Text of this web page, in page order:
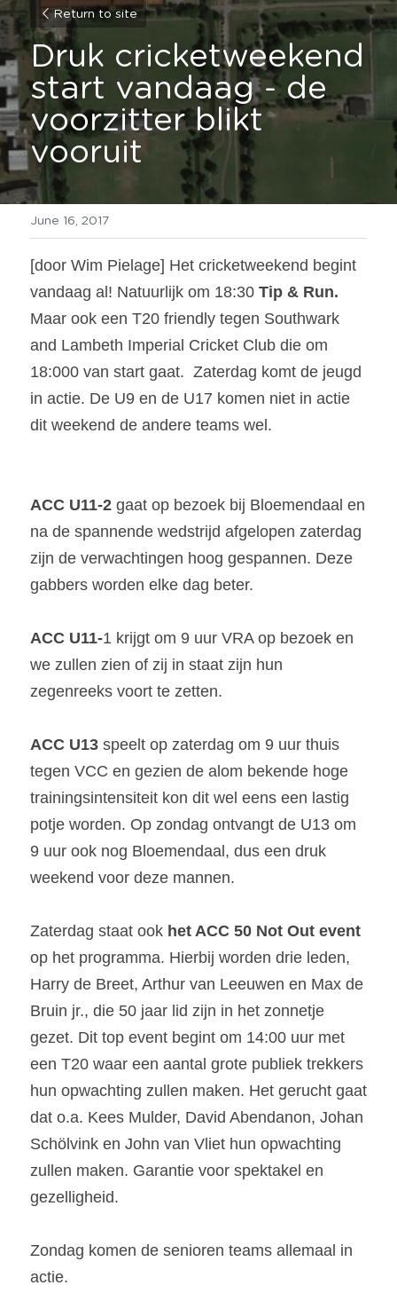
Return to site
Druk cricketweekend
start vandaag - de
voorzitter blikt
vooruit
June 16, 2017
[door Wim Pielage] Het cricketweekend begint
vandaag al! Natuurlijk om 18:30 Tip & Run.
Maar ook een T20 friendly tegen Southwark
and Lambeth Imperial Cricket Club die om
18:000 van start gaat.  Zaterdag komt de jeugd
in actie. De U9 en de U17 komen niet in actie
dit weekend de andere teams wel.
ACC U11-2 gaat op bezoek bij Bloemendaal en
na de spannende wedstrijd afgelopen zaterdag
zijn de verwachtingen hoog gespannen. Deze
gabbers worden elke dag beter.
ACC U11-1 krijgt om 9 uur VRA op bezoek en
we zullen zien of zij in staat zijn hun
zegenreeks voort te zetten.
ACC U13 speelt op zaterdag om 9 uur thuis
tegen VCC en gezien de alom bekende hoge
trainingsintensiteit kon dit wel eens een lastig
potje worden. Op zondag ontvangt de U13 om
9 uur ook nog Bloemendaal, dus een druk
weekend voor deze mannen.
Zaterdag staat ook het ACC 50 Not Out event
op het programma. Hierbij worden drie leden,
Harry de Breet, Arthur van Leeuwen en Max de
Bruin jr., die 50 jaar lid zijn in het zonnetje
gezet. Dit top event begint om 14:00 uur met
een T20 waar een aantal grote publiek trekkers
hun opwachting zullen maken. Het gerucht gaat
dat o.a. Kees Mulder, David Abendanon, Johan
Schölvink en John van Vliet hun opwachting
zullen maken. Garantie voor spektakel en
gezelligheid.
Zondag komen de senioren teams allemaal in
actie.